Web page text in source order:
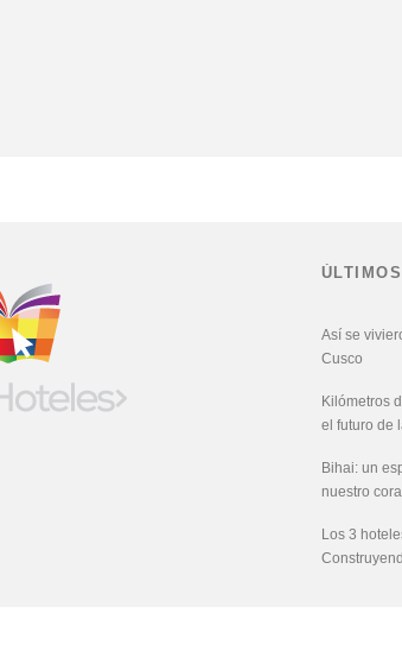
Así se
Cusco
Kilómetros
el futuro de
Bihai: un
nuestro
Los 3